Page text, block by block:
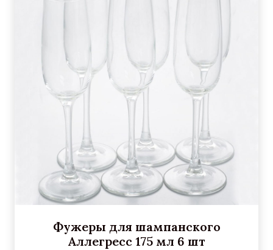
Фужеры для шампанского
Аллегресс 175 мл 6 шт